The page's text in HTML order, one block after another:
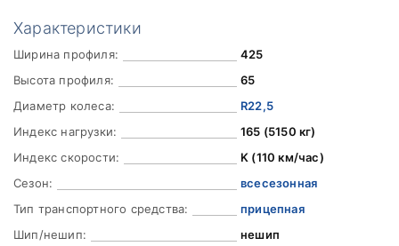
Характеристики
Ширина профиля:
425
Высота профиля:
65
Диаметр колеса:
R22,5
Индекс нагрузки:
165 (5150 кг)
Индекс скорости:
K (110 км/час)
Сезон:
всесезонная
Тип транспортного средства:
прицепная
Шип/нешип:
нешип